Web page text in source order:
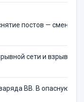
постов — сменный
сети и взрыва.
ВВ. В опасную